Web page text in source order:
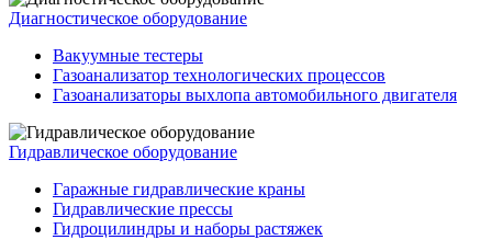
Диагностическое оборудование
Вакуумные тестеры
Газоанализатор технологических процессов
Газоанализаторы выхлопа автомобильного двигателя
Гидравлическое оборудование
Гаражные гидравлические краны
Гидравлические прессы
Гидроцилиндры и наборы растяжек